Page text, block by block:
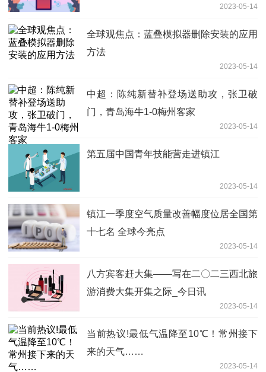
2023-05-14
全球观焦点：蓝叠模拟器删除安装的应用
方法
2023-05-14
中超：陈纯新替补登场送助攻，张卫破
门，青岛海牛1-0梅州客家
2023-05-14
第五届中国青年技能营走进镇江
2023-05-14
镇江一季度空气质量改善幅度位居全国第
十七名 全球今亮点
2023-05-14
八方宾客赶大集——写在二〇二三西北旅
游消费大集开集之际_今日讯
2023-05-14
当前热议!最低气温降至10℃！常州接下
来的天气……
2023-05-14